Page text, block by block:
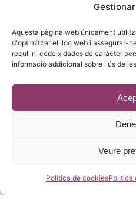
Aquesta pàgina web únicament
d'optimitzar el lloc web i assegurar-
recull ni cedeix dades de caràcter
informació addicional sobre l'ús de
Veure
Política de cookiesPolitica
08028 Barcelona
93 215 14 13
© 2023 -